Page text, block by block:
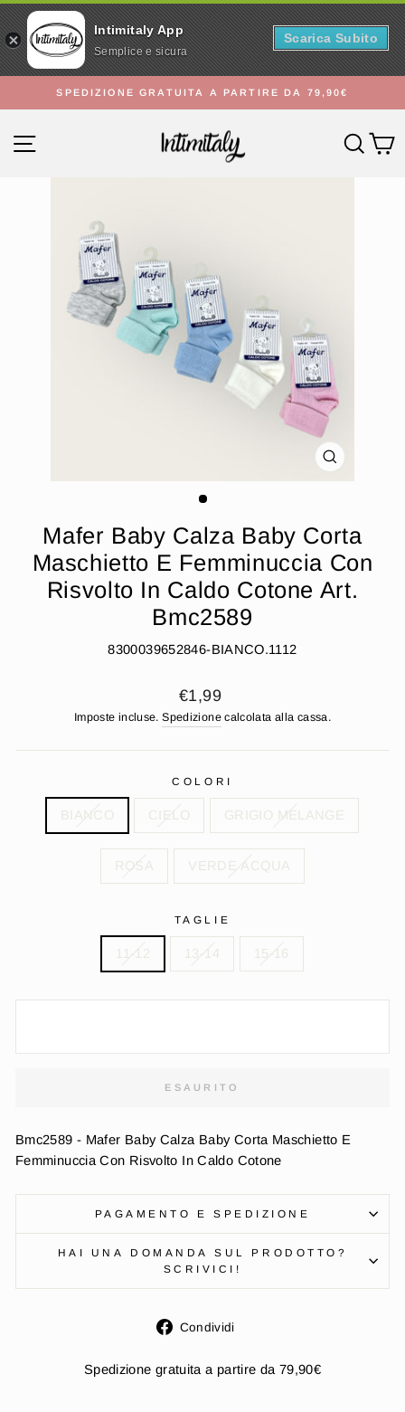
contenuti
Metti
in
pausa
SPEDIZIONE GRATUITA A PARTIRE DA 79,90€
Navigazione del sito
CHIUDI
(ESC)
Mafer Baby Calza Baby Corta
Maschietto E Femminuccia Con
Risvolto In Caldo Cotone Art.
Bmc2589
8300039652846-BIANCO.1112
Prezzo
di
€1,99
Imposte incluse.Spedizionecalcolata alla cassa.
COLORI
BIANCO CIELO GRIGIO MELANGE
ROSA VERDE ACQUA
TAGLIE
11-12 13-14 15-16
ESAURITO
Bmc2589 - Mafer Baby Calza Baby Corta Maschietto E
Femminuccia Con Risvolto In Caldo Cotone
PAGAMENTO E SPEDIZIONE
HAI UNA DOMANDA SUL PRODOTTO?
SCRIVICI!
Condividi
Facebook
Spedizione gratuita a partire da 79,90€
Intimitaly App
Semplice e sicura
Scarica Subito